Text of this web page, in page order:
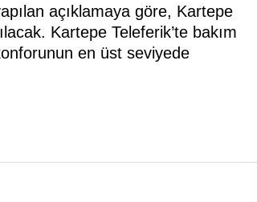
açıklamaya göre, Kartepe
Kartepe Teleferik’te bakım
en üst seviyede